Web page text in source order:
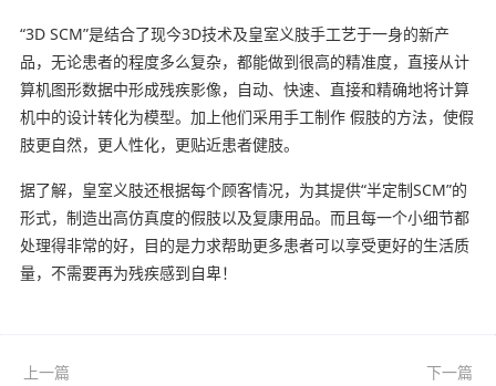
“3D SCM”是结合了现今3D技术及皇室义肢手工艺于一身的新产
品，无论患者的程度多么复杂，都能做到很高的精准度，直接从计
算机图形数据中形成残疾影像，自动、快速、直接和精确地将计算
机中的设计转化为模型。加上他们采用手工制作 假肢的方法，使假
肢更自然，更人性化，更贴近患者健肢。
据了解，皇室义肢还根据每个顾客情况，为其提供“半定制SCM”的
形式，制造出高仿真度的假肢以及复康用品。而且每一个小细节都
处理得非常的好，目的是力求帮助更多患者可以享受更好的生活质
量，不需要再为残疾感到自卑！
上一篇 下一篇